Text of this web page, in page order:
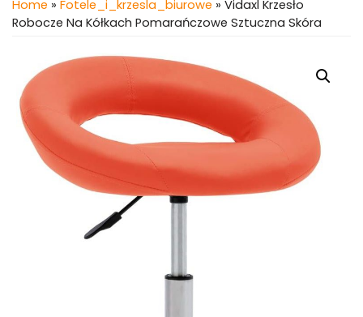
Home » Fotele_i_krzesla_biurowe » Vidaxl Krzesło
Robocze Na Kółkach Pomarańczowe Sztuczna Skóra